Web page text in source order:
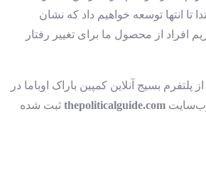
تا انتها توسعه خواهیم داد که نشان
افراد از محصول ما برای تغییر رفتار
از پلتفرم بسیج آنلاین کمپین باراک اوباما در
thepoliticalguide.com ثبت شده